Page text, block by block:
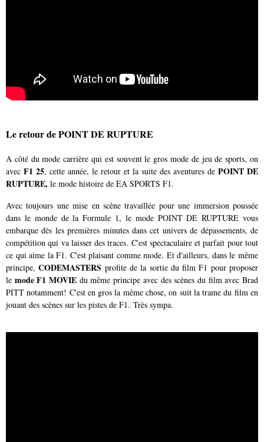
Le retour de POINT DE RUPTURE
A côté du mode carrière qui est souvent le gros mode de jeu de sports, on
avec F1 25, cette année, le retour et la suite des aventures de POINT DE
RUPTURE, le mode histoire de EA SPORTS F1.
Avec toujours une mise en scène travaillée pour une immersion poussée
dans le monde de la Formule 1, le mode POINT DE RUPTURE vous
embarque dès les premières minutes dans cet univers de dépassements, de
compétition qui va laisser des traces. C'est spectaculaire et parfait pour tout
ce qui aime la F1. C'est plaisant comme mode. Et d'ailleurs, dans le même
principe,CODEMASTERS profite de la sortie du film F1 pour proposer
le mode F1 MOVIE du même principe avec des scènes du film avec Brad
PITT notamment! C'est en gros la même chose, on suit la trame du film en
jouant des scènes sur les pistes de F1. Très sympa.